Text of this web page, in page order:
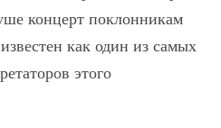
концерт поклонникам
как один из самых
этого